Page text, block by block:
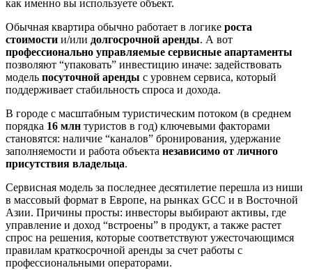
как именно вы используете объект.
Обычная квартира обычно работает в логике роста
стоимости и/или долгосрочной аренды. А вот
профессионально управляемые сервисные апартаменты
позволяют “упаковать” инвестицию иначе: задействовать
модель посуточной аренды с уровнем сервиса, который
поддерживает стабильность спроса и дохода.
В городе с масштабным туристическим потоком (в среднем
порядка 16 млн туристов в год) ключевыми факторами
становятся: наличие “каналов” бронирования, удержание
заполняемости и работа объекта независимо от личного
присутствия владельца.
Сервисная модель за последнее десятилетие перешла из ниши
в массовый формат в Европе, на рынках GCC и в Восточной
Азии. Причины просты: инвесторы выбирают активы, где
управление и доход “встроены” в продукт, а также растет
спрос на решения, которые соответствуют ужесточающимся
правилам краткосрочной аренды за счет работы с
профессиональными операторами.